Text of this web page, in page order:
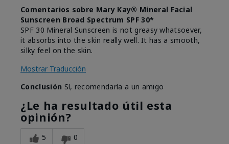
Comentarios sobre Mary Kay® Mineral Facial
Sunscreen Broad Spectrum SPF 30*
SPF 30 Mineral Sunscreen is not greasy whatsoever,
it absorbs into the skin really well. It has a smooth,
silky feel on the skin.
Mostrar Traducción
Conclusión Sí, recomendaría a un amigo
¿Le ha resultado útil esta
opinión?
5 0